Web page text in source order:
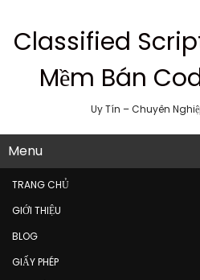
Classified
Mềm Bán
Uy Tín – Chuyên
Menu
TRANG CHỦ
GIỚI THIỆU
BLOG
GIẤY PHÉP